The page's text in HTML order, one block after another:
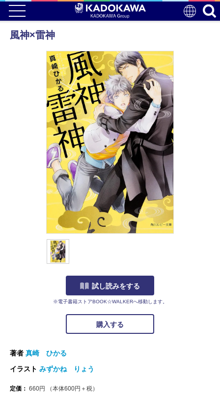
風神×雷神
試し読みをする
※電子書籍ストアBOOK☆WALKERへ移動します。
購入する
著者 真崎 ひかる
イラスト みずかね りょう
定価： 660円 （本体600円＋税）